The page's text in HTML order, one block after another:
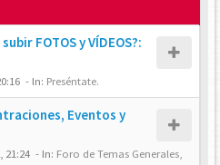
FOTOS y VÍDEOS?:
- In: Preséntate.
Eventos y
21:24 - In: Foro de Temas Generales,